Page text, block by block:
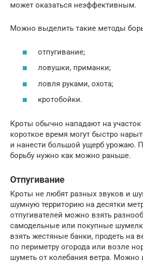
может оказаться неэффективным.
Можно выделить такие методы
отпугивание;
ловушки, приманки;
ловля руками, охота;
кротобойки.
Кроты обычно нападают на
короткое время могут быстро
и нанести большой ущерб урожаю.
борьбу нужно как можно раньше.
Отпугивание
Кроты не любят разных звуков и
шумную территорию на десятки
отпугивателей можно взять
самодельные или покупные
взять жестяные банки, продеть на
по периметру огорода или возле
шуметь от колебания ветра. Можно